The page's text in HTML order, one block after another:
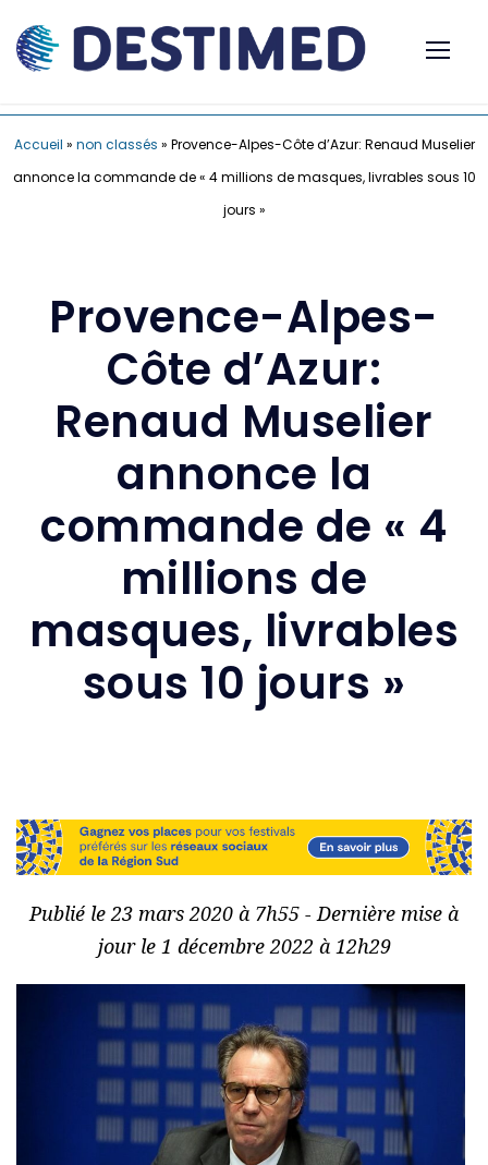
Accueil » non classés » Provence-Alpes-Côte d’Azur: Renaud Muselier
annonce la commande de « 4 millions de masques, livrables sous 10
jours »
Provence-Alpes-
Côte d’Azur:
Renaud Muselier
annonce la
commande de « 4
millions de
masques, livrables
sous 10 jours »
Publié le 23 mars 2020 à 7h55 - Dernière mise à
jour le 1 décembre 2022 à 12h29